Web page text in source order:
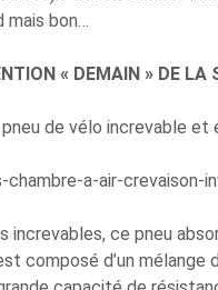
mais bon…
« DEMAIN » DE LA
de vélo increvable et
ce pneu
composé d’un